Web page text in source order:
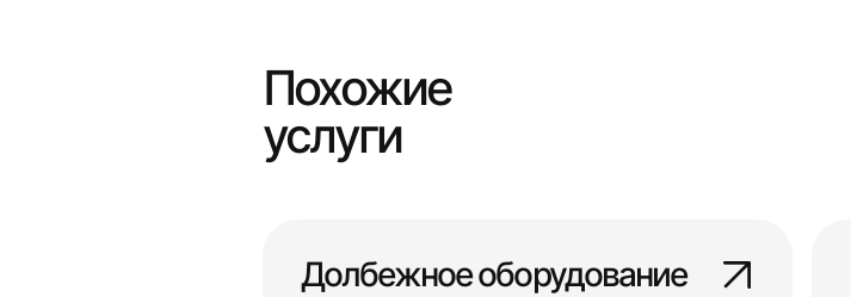
Похожие
услуги
Долбежное оборудование